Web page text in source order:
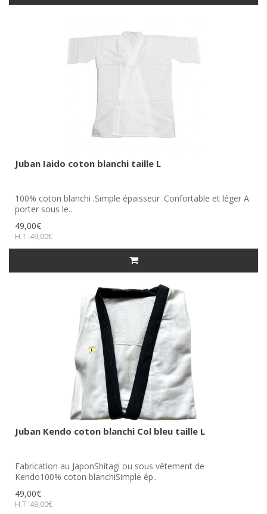
Juban Iaido coton blanchi taille L
100% coton blanchi .Simple épaisseur .Confortable et léger A
porter sous le..
49,00€
H.T :49,00€
Juban Kendo coton blanchi Col bleu taille L
Fabrication au JaponShitagi ou sous vêtement de
Kendo100% coton blanchiSimple ép..
49,00€
H.T :49,00€